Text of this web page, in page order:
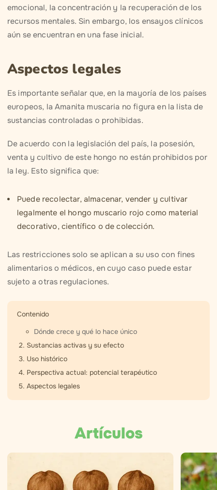
emocional, la concentración y la recuperación de los
recursos mentales. Sin embargo, los ensayos clínicos
aún se encuentran en una fase inicial.
Aspectos legales
Es importante señalar que, en la mayoría de los países
europeos, la Amanita muscaria no figura en la lista de
sustancias controladas o prohibidas.
De acuerdo con la legislación del país, la posesión,
venta y cultivo de este hongo no están prohibidos por
la ley. Esto significa que:
Puede recolectar, almacenar, vender y cultivar
legalmente el hongo muscario rojo como material
decorativo, científico o de colección.
Las restricciones solo se aplican a su uso con fines
alimentarios o médicos, en cuyo caso puede estar
sujeto a otras regulaciones.
Contenido
Dónde crece y qué lo hace único
Sustancias activas y su efecto
Uso histórico
Perspectiva actual: potencial terapéutico
Aspectos legales
Artículos